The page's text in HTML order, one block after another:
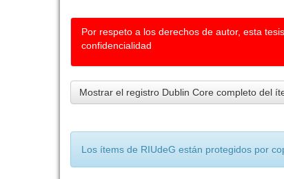
Por respeto a los derechos de autor, esta
confidencialidad
Mostrar el registro Dublin Core completo del
Los ítems de RIUdeG están protegidos por